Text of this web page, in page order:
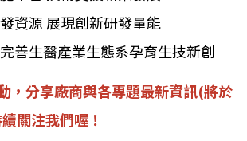
資源 展現創新研發量能
善生醫產業生態系孕育生技新創
，分享廠商與各專題最新資訊(將於
關注我們喔！